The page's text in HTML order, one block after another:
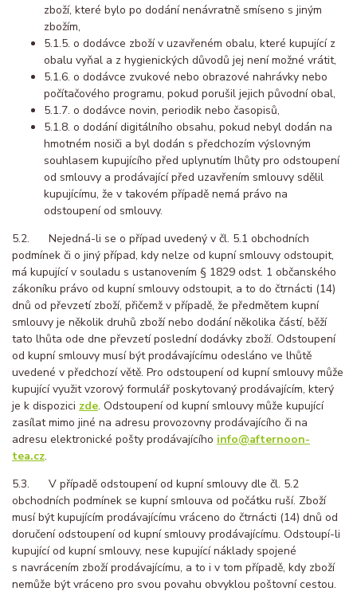
zboží, které bylo po dodání nenávratně smíseno s jiným
zbožím,
5.1.5. o dodávce zboží v uzavřeném obalu, které kupující z
obalu vyňal a z hygienických důvodů jej není možné vrátit,
5.1.6. o dodávce zvukové nebo obrazové nahrávky nebo
počítačového programu, pokud porušil jejich původní obal,
5.1.7. o dodávce novin, periodik nebo časopisů,
5.1.8. o dodání digitálního obsahu, pokud nebyl dodán na
hmotném nosiči a byl dodán s předchozím výslovným
souhlasem kupujícího před uplynutím lhůty pro odstoupení
od smlouvy a prodávající před uzavřením smlouvy sdělil
kupujícímu, že v takovém případě nemá právo na
odstoupení od smlouvy.
5.2. Nejedná-li se o případ uvedený v čl. 5.1 obchodních
podmínek či o jiný případ, kdy nelze od kupní smlouvy odstoupit,
má kupující v souladu s ustanovením § 1829 odst. 1 občanského
zákoníku právo od kupní smlouvy odstoupit, a to do čtrnácti (14)
dnů od převzetí zboží, přičemž v případě, že předmětem kupní
smlouvy je několik druhů zboží nebo dodání několika částí, běží
tato lhůta ode dne převzetí poslední dodávky zboží. Odstoupení
od kupní smlouvy musí být prodávajícímu odesláno ve lhůtě
uvedené v předchozí větě. Pro odstoupení od kupní smlouvy může
kupující využit vzorový formulář poskytovaný prodávajícím, který
je k dispozici zde. Odstoupení od kupní smlouvy může kupující
zasílat mimo jiné na adresu provozovny prodávajícího či na
adresu elektronické pošty prodávajícího info@afternoon-
tea.cz.
5.3. V případě odstoupení od kupní smlouvy dle čl. 5.2
obchodních podmínek se kupní smlouva od počátku ruší. Zboží
musí být kupujícím prodávajícímu vráceno do čtrnácti (14) dnů od
doručení odstoupení od kupní smlouvy prodávajícímu. Odstoupí-li
kupující od kupní smlouvy, nese kupující náklady spojené
s navrácením zboží prodávajícímu, a to i v tom případě, kdy zboží
nemůže být vráceno pro svou povahu obvyklou poštovní cestou.